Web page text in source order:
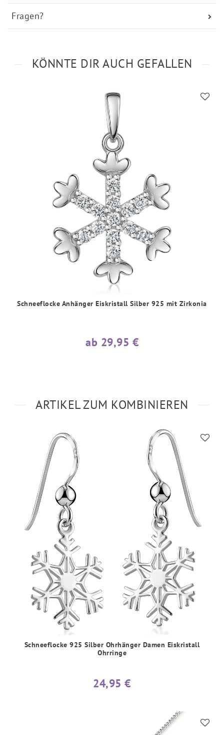
Fragen?
KÖNNTE DIR AUCH GEFALLEN
Schneeflocke Anhänger Eiskristall Silber 925 mit Zirkonia
ab 29,95 €
ARTIKEL ZUM KOMBINIEREN
Schneeflocke 925 Silber Ohrhänger Damen Eiskristall
Ohrringe
24,95 €